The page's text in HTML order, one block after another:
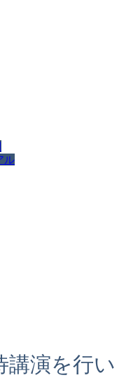
ル
講演を行い